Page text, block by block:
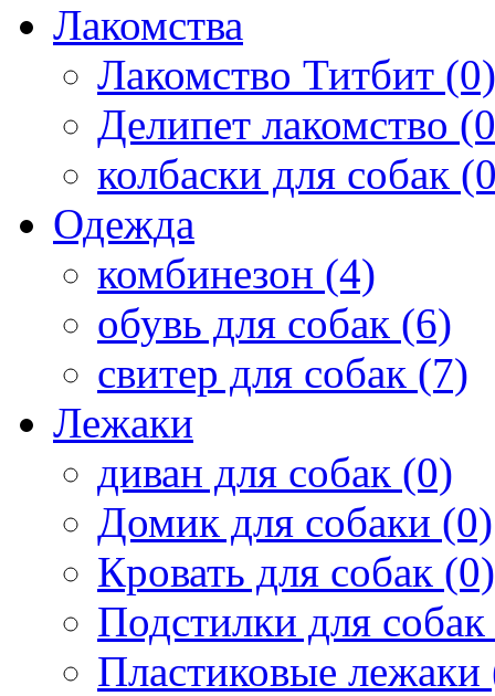
Лакомства
Лакомство Титбит (0)
Делипет лакомство
колбаски для собак
Одежда
комбинезон (4)
обувь для собак (6)
свитер для собак (7)
Лежаки
диван для собак (0)
Домик для собаки (0)
Кровать для собак (0)
Подстилки для
Пластиковые лежаки